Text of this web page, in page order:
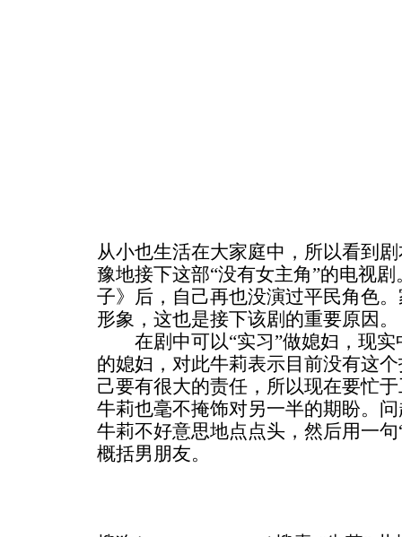
从小也生活在大家庭中，所以看到
豫地接下这部“没有女主角”的电视
子》后，自己再也没演过平民角色
形象，这也是接下该剧的重要原因。
在剧中可以“实习”做媳妇，现实
的媳妇，对此牛莉表示目前没有这
己要有很大的责任，所以现在要忙
牛莉也毫不掩饰对另一半的期盼。
牛莉不好意思地点点头，然后用一
概括男朋友。